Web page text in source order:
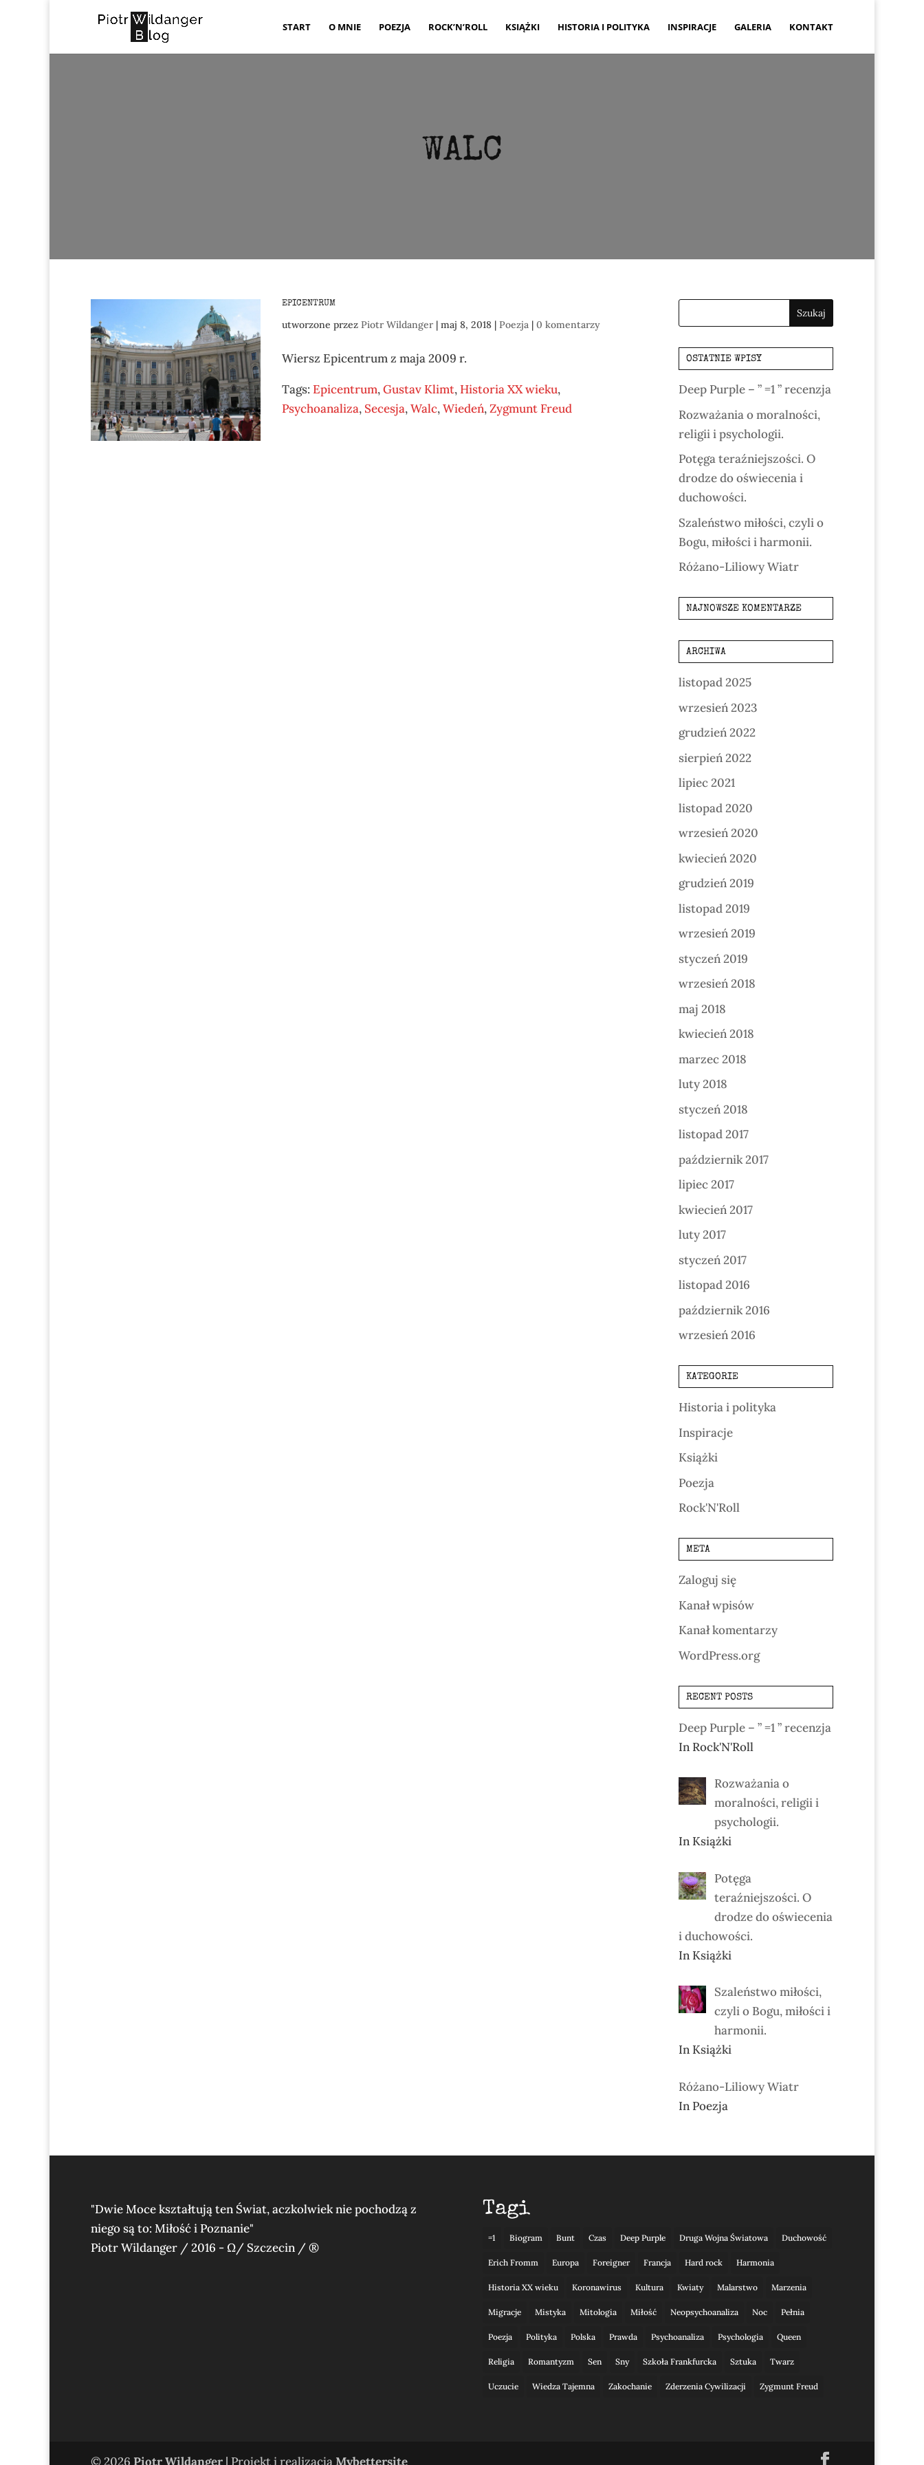
START O MNIE POEZJA ROCK’N’ROLL KSIĄŻKI HISTORIA I POLITYKA INSPIRACJE GALERIA KONTAKT
WALC
EPICENTRUM
utworzone przezPiotr Wildanger |maj 8, 2018 |Poezja |0 komentarzy
Wiersz Epicentrum z maja 2009 r.
Tags: Epicentrum,Gustav Klimt, Historia XX wieku,
Psychoanaliza, Secesja,Walc,Wiedeń,Zygmunt Freud
OSTATNIE WPISY
Deep Purple – ” =1 ” recenzja
Rozważania o moralności,
religii i psychologii.
Potęga teraźniejszości. O
drodze do oświecenia i
duchowości.
Szaleństwo miłości, czyli o
Bogu, miłości i harmonii.
Różano-Liliowy Wiatr
NAJNOWSZE KOMENTARZE
ARCHIWA
listopad 2025
wrzesień 2023
grudzień 2022
sierpień 2022
lipiec 2021
listopad 2020
wrzesień 2020
kwiecień 2020
grudzień 2019
listopad 2019
wrzesień 2019
styczeń 2019
wrzesień 2018
maj 2018
kwiecień 2018
marzec 2018
luty 2018
styczeń 2018
listopad 2017
październik 2017
lipiec 2017
kwiecień 2017
luty 2017
styczeń 2017
listopad 2016
październik 2016
wrzesień 2016
KATEGORIE
Historia i polityka
Inspiracje
Książki
Poezja
Rock'N'Roll
META
Zaloguj się
Kanał wpisów
Kanał komentarzy
WordPress.org
RECENT POSTS
Deep Purple – ” =1 ” recenzja
In Rock'N'Roll
Rozważania o
moralności, religii i
psychologii.
In Książki
Potęga
teraźniejszości. O
drodze do oświecenia
i duchowości.
In Książki
Szaleństwo miłości,
czyli o Bogu, miłości i
harmonii.
In Książki
Różano-Liliowy Wiatr
In Poezja
"Dwie Moce kształtują ten Świat, aczkolwiek nie pochodzą z
niego są to: Miłość i Poznanie"
Piotr Wildanger / 2016 - Ω/ Szczecin / ®
Tagi
=1 Biogram Bunt Czas Deep Purple Druga Wojna Światowa Duchowość
Erich Fromm Europa Foreigner Francja Hard rock Harmonia
Historia XX wieku Koronawirus Kultura Kwiaty Malarstwo Marzenia
Migracje Mistyka Mitologia Miłość Neopsychoanaliza Noc Pełnia
Poezja Polityka Polska Prawda Psychoanaliza Psychologia Queen
Religia Romantyzm Sen Sny Szkoła Frankfurcka Sztuka Twarz
Uczucie Wiedza Tajemna Zakochanie Zderzenia Cywilizacji Zygmunt Freud
© 2026 Piotr Wildanger | Projekt i realizacja Mybettersite